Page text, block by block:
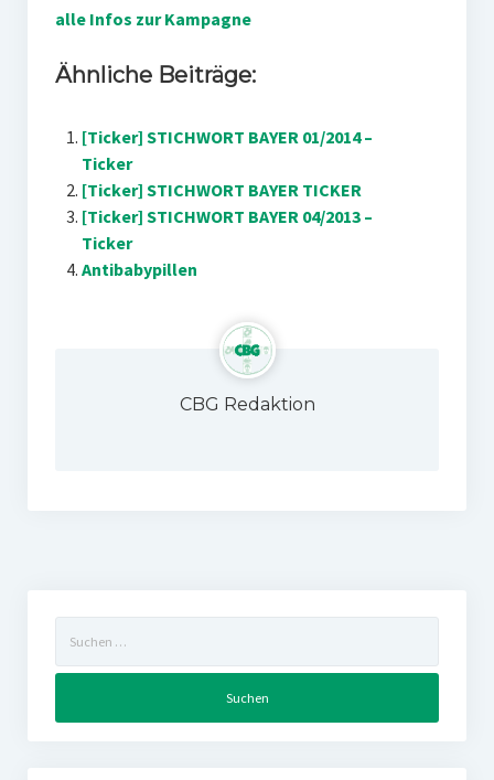
alle Infos zur Kampagne
Ähnliche Beiträge:
[Ticker] STICHWORT BAYER 01/2014 –
Ticker
[Ticker] STICHWORT BAYER TICKER
[Ticker] STICHWORT BAYER 04/2013 –
Ticker
Antibabypillen
CBG Redaktion
nach: